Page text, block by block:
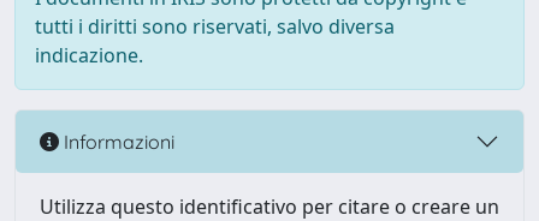
tutti i diritti sono riservati, salvo diversa
indicazione.
Informazioni
Utilizza questo identificativo per citare o creare un